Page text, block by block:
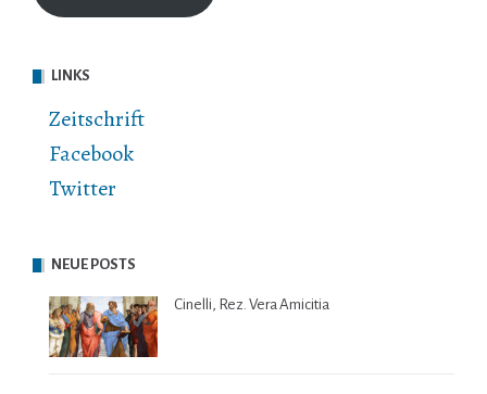
LINKS
Zeitschrift
Facebook
Twitter
NEUE POSTS
Cinelli, Rez. Vera Amicitia